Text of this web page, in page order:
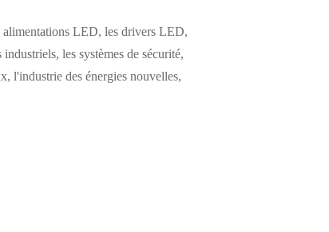
alimentations LED, les drivers LED,
les systèmes de sécurité,
l'industrie des énergies nouvelles,